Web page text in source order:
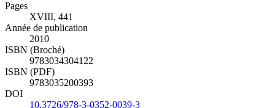
Pages
XVIII, 441
Année de publication
2010
ISBN (Broché)
9783034304122
ISBN (PDF)
9783035200393
DOI
10.3726/978-3-0352-0039-3